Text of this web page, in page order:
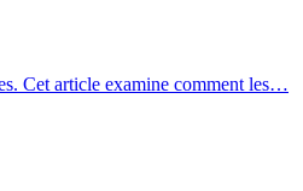
Cet article examine comment les…